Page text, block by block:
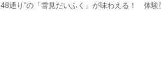
通り”の「雪見だいふく」が味わえる！ 体験